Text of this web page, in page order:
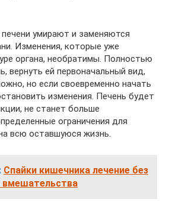
умирают и заменяются
Изменения, которые уже
органа, необратимы. Полностью
вернуть ей первоначальный вид,
но если своевременно начать
изменения. Печень будет
не станет больше
ограничения для
всю оставшуюся жизнь.
Спайки кишечника лечение без
вмешательства